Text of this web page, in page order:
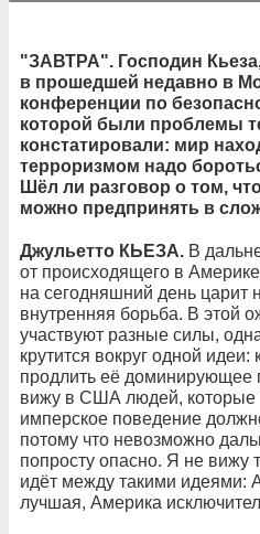
"ЗАВТРА". Господин
в прошедшей недавно в
конференции по
которой были проблемы
констатировали: мир
терроризмом надо
Шёл ли разговор о том,
можно предпринять в
Джульетто КЬЕЗА. В
от происходящего в
на сегодняшний день царит
внутренняя борьба. В этой
участвуют разные силы,
крутится вокруг одной
продлить её
вижу в США людей, которые
имперское поведение
потому что невозможно
попросту опасно. Я не вижу
идёт между такими идеями:
лучшая, Америка